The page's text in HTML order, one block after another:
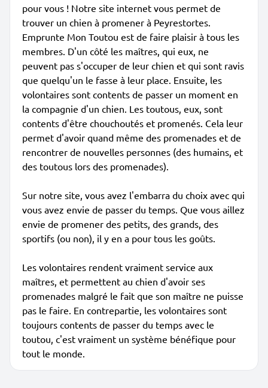
pour vous ! Notre site internet vous permet de
trouver un chien à promener à Peyrestortes.
Emprunte Mon Toutou est de faire plaisir à tous les
membres. D'un côté les maîtres, qui eux, ne
peuvent pas s'occuper de leur chien et qui sont ravis
que quelqu'un le fasse à leur place. Ensuite, les
volontaires sont contents de passer un moment en
la compagnie d'un chien. Les toutous, eux, sont
contents d'être chouchoutés et promenés. Cela leur
permet d'avoir quand même des promenades et de
rencontrer de nouvelles personnes (des humains, et
des toutous lors des promenades).
Sur notre site, vous avez l'embarra du choix avec qui
vous avez envie de passer du temps. Que vous aillez
envie de promener des petits, des grands, des
sportifs (ou non), il y en a pour tous les goûts.
Les volontaires rendent vraiment service aux
maîtres, et permettent au chien d'avoir ses
promenades malgré le fait que son maître ne puisse
pas le faire. En contrepartie, les volontaires sont
toujours contents de passer du temps avec le
toutou, c'est vraiment un système bénéfique pour
tout le monde.